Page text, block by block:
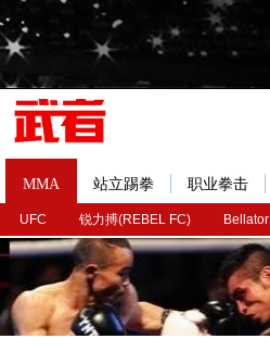
MMA
UFC 锐力搏(REBEL FC) Bellator
站立踢拳 职业拳击